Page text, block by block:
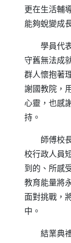
更在生活輔
能夠蛻變成
學員代表
守舊無法成
群人懷抱著
謝國教院，
心靈，也感
持。
師傅校長
校行政人員
到的、所感
教育能量將
面對挑戰，
中。
結業典禮